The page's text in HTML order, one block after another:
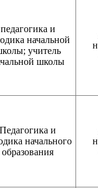
педагогика и
начальной
учитель
школы
Педагогика и
начального
образования